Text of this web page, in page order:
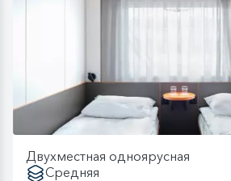
Двухместная одноярусная
Средняя